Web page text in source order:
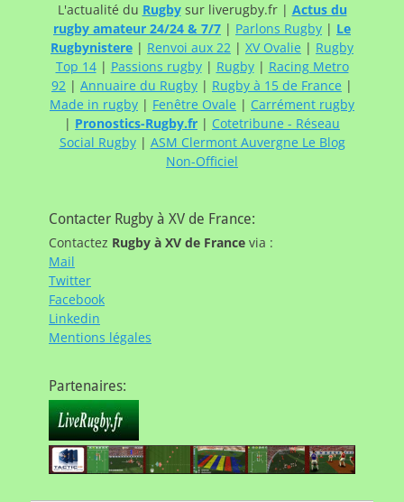
L'actualité du Rugbysur liverugby.fr | Actus du
rugby amateur 24/24 & 7/7 | Parlons Rugby | Le
Rugbynistere | Renvoi aux 22 | XV Ovalie | Rugby
Top 14| Passions rugby| Rugby| Racing Metro
92 | Annuaire du Rugby | Rugby à 15 de France |
Made in rugby | Fenêtre Ovale | Carrément rugby
| Pronostics-Rugby.fr | Cotetribune - Réseau
Social Rugby| ASM Clermont Auvergne Le Blog
Non-Officiel
Contacter Rugby à XV de France:
Contactez Rugby à XV de France via :
Mail
Twitter
Facebook
Linkedin
Mentions légales
Partenaires: